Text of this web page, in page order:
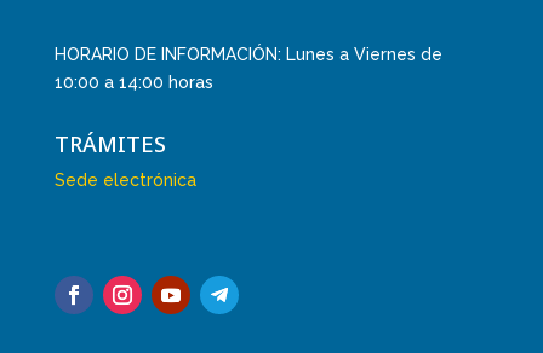
HORARIO DE INFORMACIÓN: Lunes a Viernes de
10:00 a 14:00 horas
TRÁMITES
Sede electrónica